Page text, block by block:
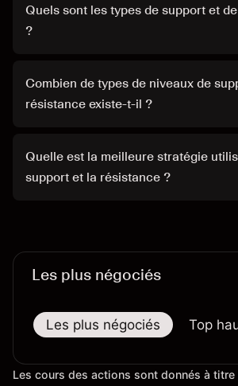
Quels sont les types de support et
?
Combien de types de niveaux de
résistance existe-t-il ?
Quelle est la meilleure stratégie
support et la résistance ?
Les plus négociés
Les plus négociés Top
Les cours des actions sont donnés à